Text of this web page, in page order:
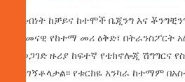
ለአብነት ከቻይና ከተሞች ቤጂንግ እና
በዘመናዊ የከተማ መሪ ዕቅድ፣ በትራንስፖርት
አወጋገድ ዙሪያ ከፍተኛ የቴክኖሎጂ ሽግግርና
አስገኝቶላታል፡፡ የቱርክዬ አንካራ ከተማም